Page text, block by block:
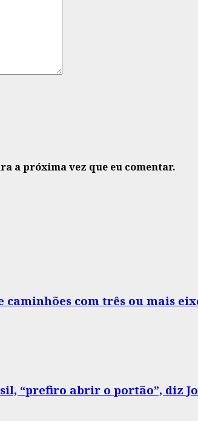
a próxima vez que eu comentar.
caminhões com três ou mais
“prefiro abrir o portão”, diz